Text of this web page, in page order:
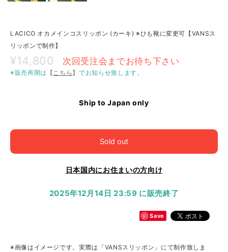
LACICO オカメインコスリッポン (カーキ) ※ひも靴に変更可【VANSス
リッポンで制作】
¥14,800 次回受注会までお待ち下さい
※販売再開は 【こちら 】でお知らせ致します。
Ship to Japan only
Sold out
日本国内にお住まいの方向け
2025年12月14日 23:59 に販売終了
Save
※画像はイメージです。実際は「VANSスリッポン」にて制作致しま